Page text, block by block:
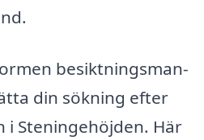
besiktningsman-
din sökning efter
i Steningehöjden. Här